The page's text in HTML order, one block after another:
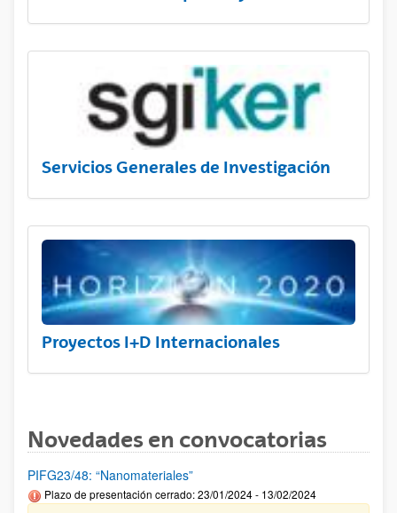
Servicios Generales de Investigación
Proyectos I+D Internacionales
Novedades en convocatorias
PIFG23/48: “Nanomateriales”
Plazo de presentación cerrado: 23/01/2024 - 13/02/2024